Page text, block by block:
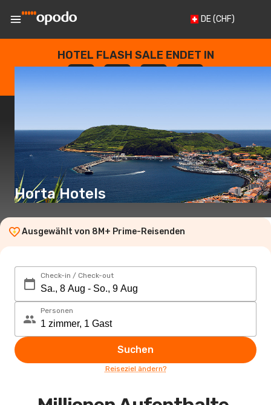
DE(CHF)
HOTEL FLASH SALE ENDET IN
Horta Hotels
Ausgewählt von 8M+ Prime-Reisenden
Check-in / Check-out
Personen
Suchen
Reiseziel ändern?